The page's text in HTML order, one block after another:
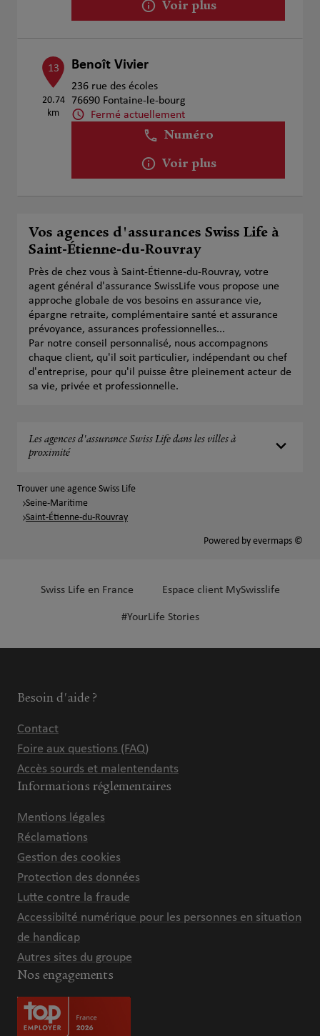
Voir plus
13
20.74
km
Benoît Vivier
236 rue des écoles
76690 Fontaine-le-bourg
Fermé actuellement
Numéro
Voir plus
Vos agences d'assurances Swiss Life à
Saint-Étienne-du-Rouvray
Près de chez vous à Saint-Étienne-du-Rouvray, votre
agent général d'assurance SwissLife vous propose une
approche globale de vos besoins en assurance vie,
épargne retraite, complémentaire santé et assurance
prévoyance, assurances professionnelles...
Par notre conseil personnalisé, nous accompagnons
chaque client, qu'il soit particulier, indépendant ou chef
d'entreprise, pour qu'il puisse être pleinement acteur de
sa vie, privée et professionnelle.
Les agences d'assurance Swiss Life dans les villes à
proximité
Trouver une agence Swiss Life
Seine-Maritime
Saint-Étienne-du-Rouvray
Powered by evermaps ©
Swiss Life en France Espace client MySwisslife
#YourLife Stories
Besoin d'aide ?
Contact
Foire aux questions (FAQ)
Accès sourds et malentendants
Informations réglementaires
Mentions légales
Réclamations
Gestion des cookies
Protection des données
Lutte contre la fraude
Accessibilté numérique pour les personnes en situation
de handicap
Autres sites du groupe
Nos engagements